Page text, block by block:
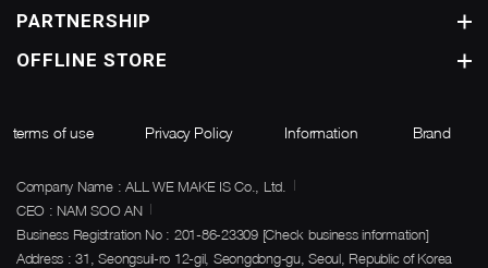
PARTNERSHIP
OFFLINE STORE
terms of use Privacy Policy Information Brand
Company Name : ALL WE MAKE IS Co., Ltd.
CEO : NAM SOO AN
Business Registration No : 201-86-23309 [Check business information]
Address : 31, Seongsuil-ro 12-gil, Seongdong-gu, Seoul, Republic of Korea